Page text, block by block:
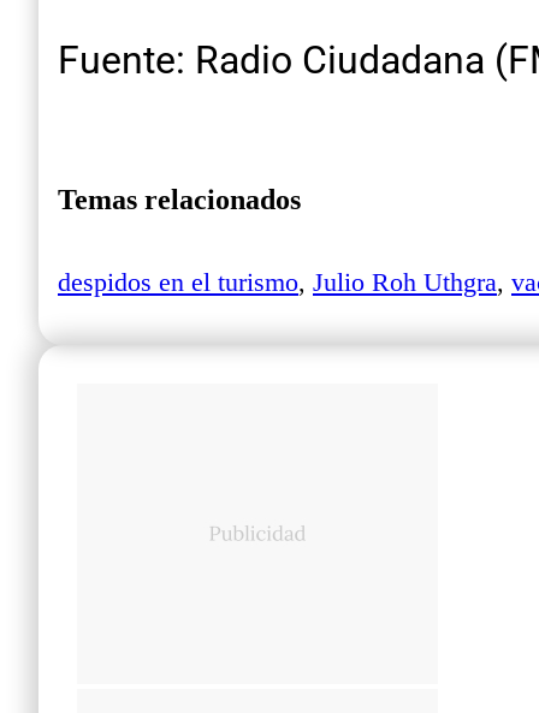
Fuente: Radio Ciudadana
Temas relacionados
despidos en el turismo, Julio Roh Uthgra,